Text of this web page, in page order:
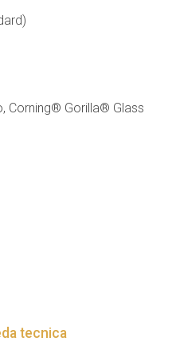
Corning® Gorilla® Glass
tecnica